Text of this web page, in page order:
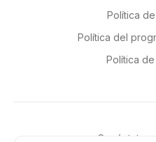
Política
Política del
Política
Conéctate